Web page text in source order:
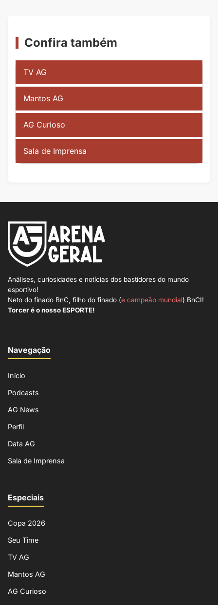
Confira também
TV AG
Mantos AG
AG Curioso
Sala de Imprensa
Análises, curiosidades e notícias dos bastidores do mundo
esportivo!
Neto do finado BnC, filho do finado (e campeão mundial) BnCI!
Torcer é o nosso ESPORTE!
Navegação
Início
Podcasts
AG News
Perfil
Data AG
Sala de Imprensa
Especiais
Copa 2026
Seu Time
TV AG
Mantos AG
AG Curioso